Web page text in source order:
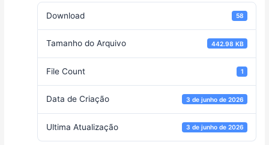
Download 58
Tamanho do Arquivo 442.98 KB
File Count 1
Data de Criação 3 de junho de 2026
Ultima Atualização 3 de junho de 2026